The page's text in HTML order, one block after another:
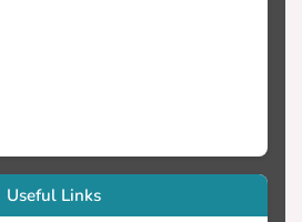
των κτιρίων και στα
Ακόμη,
παράδειγμα
Useful Links